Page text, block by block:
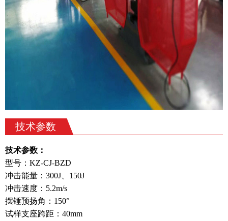
技术参数
技术参数：
型号：KZ-CJ-BZD
冲击能量：300J、150J
冲击速度：5.2m/s
摆锤预扬角：150°
试样支座跨距：40mm